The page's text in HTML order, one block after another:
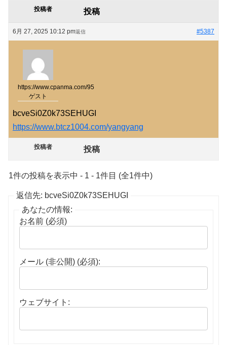
投稿者 投稿
6月 27, 2025 10:12 pm #5387
返信
https://www.cpanma.com/95
ゲスト
bcveSi0Z0k73SEHUGI
https://www.btcz1004.com/yangyang
投稿者 投稿
1件の投稿を表示中 - 1 - 1件目 (全1件中)
返信先: bcveSi0Z0k73SEHUGI
あなたの情報:
お名前 (必須)
メール (非公開) (必須):
ウェブサイト: